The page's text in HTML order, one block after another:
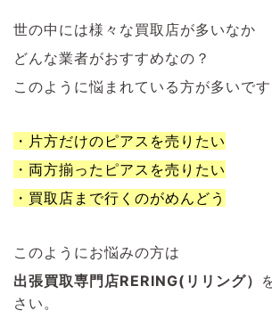
世の中には様々な買取店が多いなか
どんな業者がおすすめなの？
このように悩まれている方が多いです
・片方だけのピアスを売りたい
・両方揃ったピアスを売りたい
・買取店まで行くのがめんどう
このようにお悩みの方は
出張買取専門店RERING(リリング）
さい。